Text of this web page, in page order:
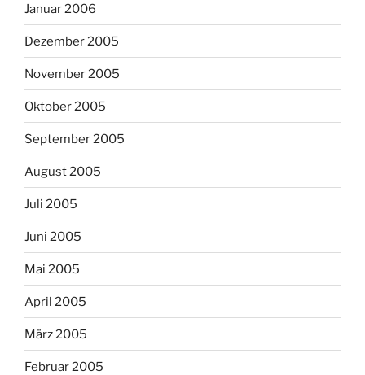
Januar 2006
Dezember 2005
November 2005
Oktober 2005
September 2005
August 2005
Juli 2005
Juni 2005
Mai 2005
April 2005
März 2005
Februar 2005